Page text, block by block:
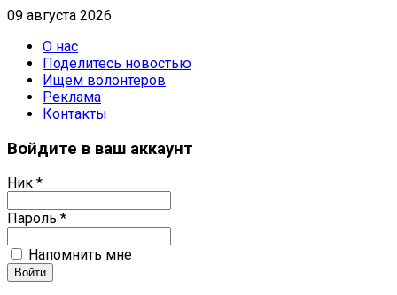
09 августа 2026
О нас
Поделитесь новостью
Ищем волонтеров
Реклама
Контакты
Войдите в ваш аккаунт
Ник *
Пароль *
Напомнить мне